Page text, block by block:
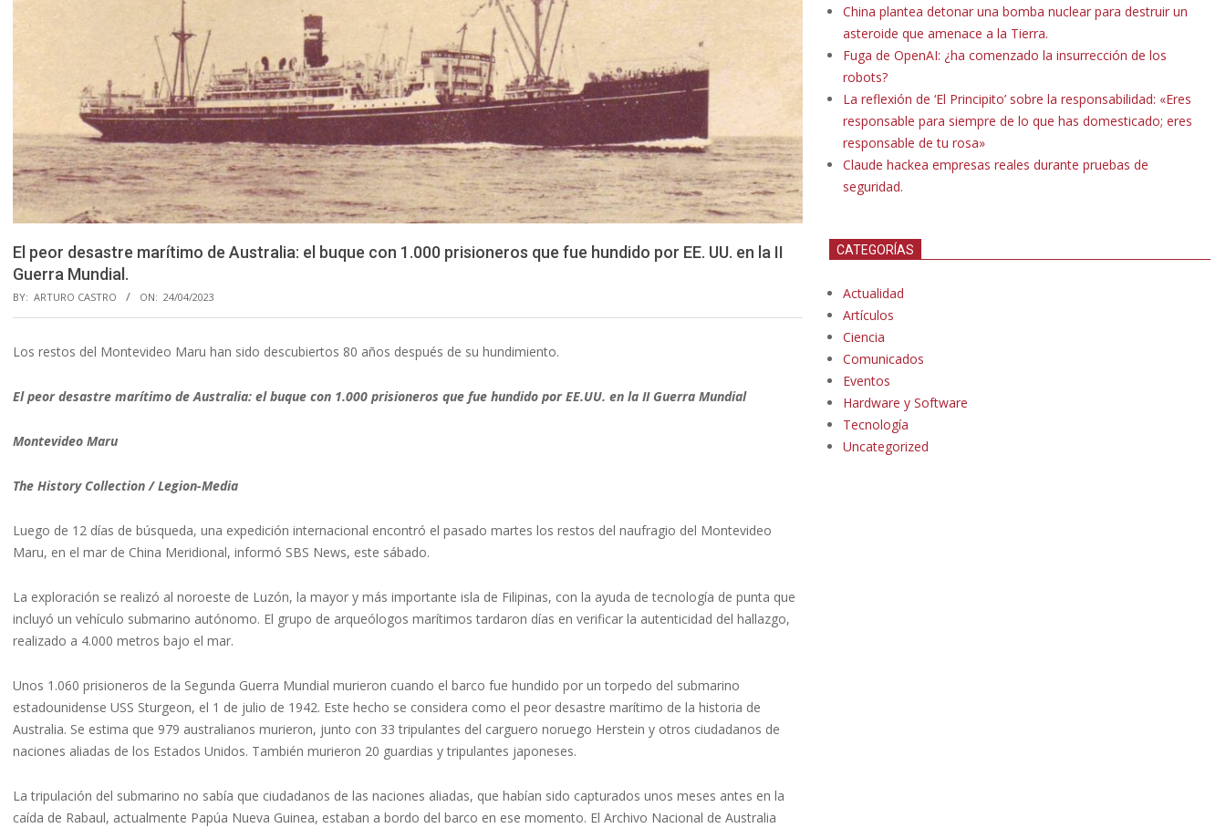
El peor desastre marítimo de Australia: el buque con 1.000 prisioneros que fue hundido por EE. UU. en la II
Guerra Mundial.
BY: ARTURO CASTRO ON: 24/04/2023
Los restos del Montevideo Maru han sido descubiertos 80 años después de su hundimiento.
El peor desastre marítimo de Australia: el buque con 1.000 prisioneros que fue hundido por EE.UU. en la II Guerra Mundial
Montevideo Maru
The History Collection / Legion-Media
Luego de 12 días de búsqueda, una expedición internacional encontró el pasado martes los restos del naufragio del Montevideo
Maru, en el mar de China Meridional, informó SBS News, este sábado.
La exploración se realizó al noroeste de Luzón, la mayor y más importante isla de Filipinas, con la ayuda de tecnología de punta que
incluyó un vehículo submarino autónomo. El grupo de arqueólogos marítimos tardaron días en verificar la autenticidad del hallazgo,
realizado a 4.000 metros bajo el mar.
Unos 1.060 prisioneros de la Segunda Guerra Mundial murieron cuando el barco fue hundido por un torpedo del submarino
estadounidense USS Sturgeon, el 1 de julio de 1942. Este hecho se considera como el peor desastre marítimo de la historia de
Australia. Se estima que 979 australianos murieron, junto con 33 tripulantes del carguero noruego Herstein y otros ciudadanos de
naciones aliadas de los Estados Unidos. También murieron 20 guardias y tripulantes japoneses.
La tripulación del submarino no sabía que ciudadanos de las naciones aliadas, que habían sido capturados unos meses antes en la
caída de Rabaul, actualmente Papúa Nueva Guinea, estaban a bordo del barco en ese momento. El Archivo Nacional de Australia
China plantea detonar una bomba nuclear para destruir un
asteroide que amenace a la Tierra.
Fuga de OpenAI: ¿ha comenzado la insurrección de los
robots?
La reflexión de ‘El Principito’ sobre la responsabilidad: «Eres
responsable para siempre de lo que has domesticado; eres
responsable de tu rosa»
Claude hackea empresas reales durante pruebas de
seguridad.
CATEGORÍAS
Actualidad
Artículos
Ciencia
Comunicados
Eventos
Hardware y Software
Tecnología
Uncategorized